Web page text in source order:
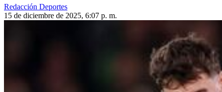
Redacción Deportes
15 de diciembre de 2025, 6:07 p. m.